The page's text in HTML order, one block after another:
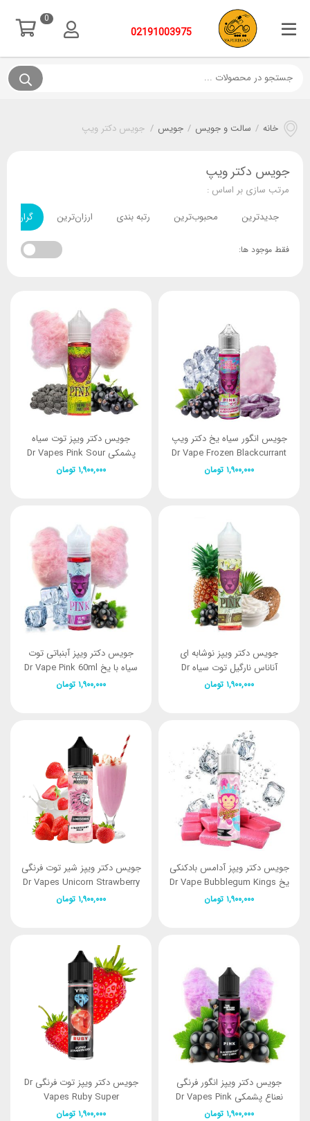
02191003975
0
خانه / سالت و جویس / جویس / جویس دکتر ویپ
جویس دکتر ویپ
مرتب سازی بر اساس :
جدیدترین
محبوب‌ترین رتبه بندی ارزان‌ترین
فقط موجود ها:
جویس انگور سیاه یخ دکتر ویپ
Dr Vape Frozen Blackcurrant
60MLتومان ۱,۹۰۰,۰۰۰
جویس دکتر ویپز توت سیاه
پشمکی Dr Vapes Pink Sour
60mlتومان ۱,۹۰۰,۰۰۰
جویس دکتر ویپز نوشابه ای
آناناس نارگیل توت سیاه Dr
Vapes Pink Colada 60ml
تومان ۱,۹۰۰,۰۰۰
جویس دکتر ویپز آبنباتی توت
سیاه با یخ Dr Vape Pink 60ml
تومان ۱,۹۰۰,۰۰۰
جویس دکتر ویپز آدامس بادکنکی
یخ Dr Vape Bubblegum Kings
Original Ice 60ML
تومان ۱,۹۰۰,۰۰۰
جویس دکتر ویپز شیر توت فرنگی
Dr Vapes Unicorn Strawberry
Milk (60ml)
تومان ۱,۹۰۰,۰۰۰
جویس دکتر ویپز انگور فرنگی
نعناع پشمکی Dr Vapes Pink
Blackcurrant 60ml
تومان ۱,۹۰۰,۰۰۰
جویس دکتر ویپز توت فرنگی Dr
Vapes Ruby Super
Strawberry (60ml)
تومان ۱,۹۰۰,۰۰۰